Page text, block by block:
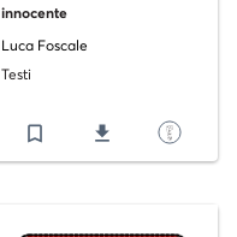
innocente
Luca Foscale
Testi
bookmark_border file_download